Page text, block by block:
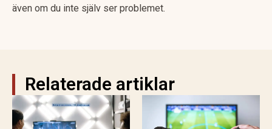
även om du inte själv ser problemet.
Relaterade artiklar